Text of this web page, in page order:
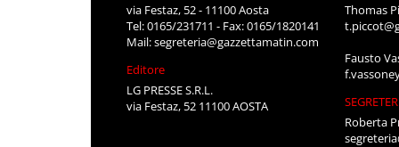
via Festaz, 52 - 11100 Aosta
Tel: 0165/231711 - Fax: 0165/1820141
Mail:segreteria@gazzettamatin.com
Editore
LG PRESSE S.R.L.
via Festaz, 52 11100 AOSTA
Thomas
Fausto
Roberta